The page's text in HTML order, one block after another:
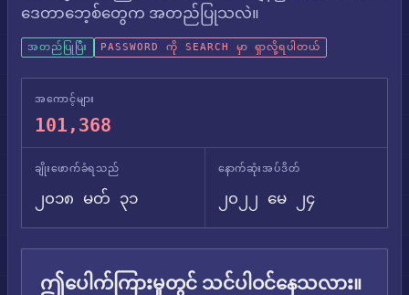
ဒေတာဘေ့စ်တွေက အတည်ပြုသလဲ။
အတည်ပြုပြီး PASSWORD ကို SEARCH မှာ ရှာလို့ရပါတယ်
အကောင့်များ
101,368
ချိုးဖောက်ခံရသည်
၂၀၁၈ မတ် ၃၁
နောက်ဆုံးအပ်ဒိတ်
၂၀၂၂ မေ ၂၄
ဤပေါက်ကြားမှုတွင် သင်ပါဝင်နေသလား။